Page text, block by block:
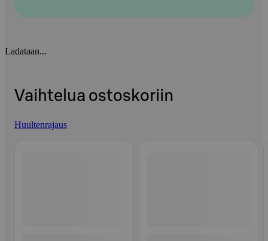
Ladataan...
Vaihtelua ostoskoriin
Huultenrajaus